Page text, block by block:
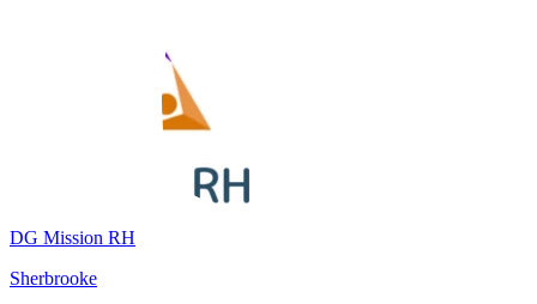
DG Mission RH
Sherbrooke